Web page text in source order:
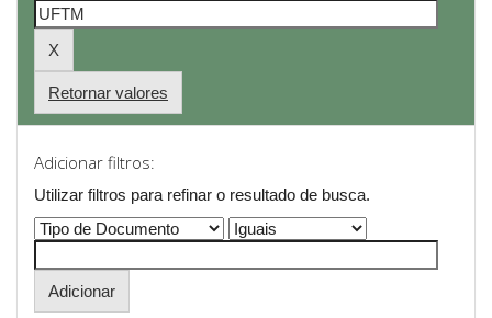
Retornar valores
Adicionar filtros:
Utilizar filtros para refinar o resultado de busca.